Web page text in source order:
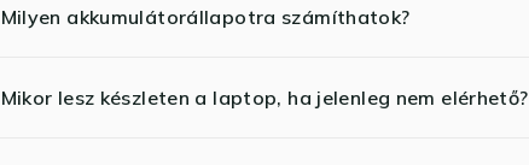
Milyen akkumulátorállapotra számíthatok?
Mikor lesz készleten a laptop, ha jelenleg nem elérhető?